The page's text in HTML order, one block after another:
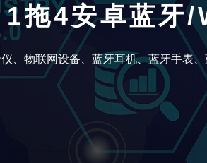
拖4安卓蓝牙/
、物联网设备、蓝牙耳机、蓝牙手表